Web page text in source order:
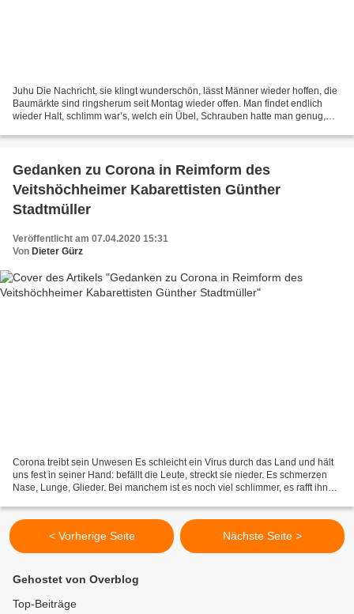
Juhu Die Nachricht, sie klingt wunderschön, lässt Männer wieder hoffen, die
Baumärkte sind ringsherum seit Montag wieder offen. Man findet endlich
wieder Halt, schlimm war’s, welch ein Übel, Schrauben hatte man genug,
Gedanken zu Corona in Reimform des
Veitshöchheimer Kabarettisten Günther
Stadtmüller
Veröffentlicht am 07.04.2020 15:31
Von Dieter Gürz
Corona treibt sein Unwesen Es schleicht ein Virus durch das Land und hält
uns fest in seiner Hand: befällt die Leute, streckt sie nieder. Es schmerzen
Nase, Lunge, Glieder. Bei manchem ist es noch viel schlimmer, es rafft ihn
< Vorherige Seite Nächste Seite >
Gehostet von Overblog
Top-Beiträge